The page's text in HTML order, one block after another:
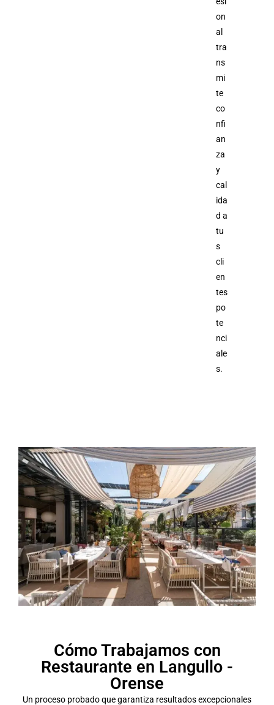
on
al
tra
ns
mi
te
co
nfi
an
za
y
cal
ida
d a
tu
s
cli
en
tes
po
te
nci
ale
s.
Cómo Trabajamos con
Restaurante en Langullo -
Orense
Un proceso probado que garantiza resultados excepcionales